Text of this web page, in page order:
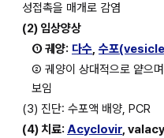
성접촉을 매개로 감염
(2) 임상양상
① 궤양: 다수, 수포
② 궤양이 상대적으로 얕으
보임
(3) 진단: 수포액 배양, PCR
(4) 치료: Acyclovir,